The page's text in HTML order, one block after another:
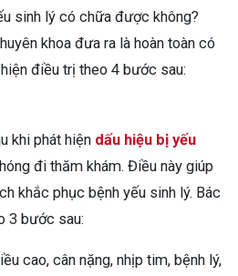
sinh lý có chữa được không?
khoa đưa ra là hoàn toàn có
điều trị theo 4 bước sau:
khi phát hiện dấu hiệu bị yếu
đi thăm khám. Điều này giúp
khắc phục bệnh yếu sinh lý. Bác
3 bước sau:
cao, cân nặng, nhịp tim, bệnh lý,